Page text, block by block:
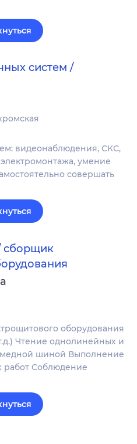
систем /
видеонаблюдения, СКС,
умение
совершать
сборщик
оборудования
Чтение однолинейных и
шиной Выполнение
работ Соблюдение